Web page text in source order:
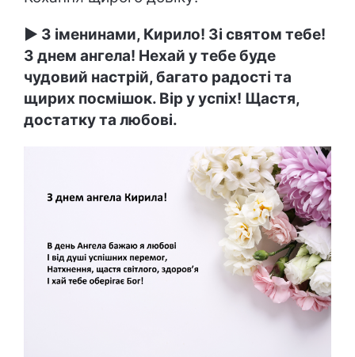
► З іменинами, Кирило! Зі святом тебе!
З днем ангела! Нехай у тебе буде
чудовий настрій, багато радості та
щирих посмішок. Вір у успіх! Щастя,
достатку та любові.